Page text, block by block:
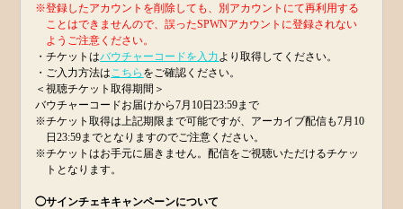
※登録したアカウントを削除しても、別アカウントにて再利用する
ことはできませんので、誤ったSPWNアカウントに登録されない
ようご注意ください。
・チケットはバウチャーコードを入力より取得してください。
・ご入力方法はこちら をご確認ください。
＜視聴チケット取得期間＞
バウチャーコードお届けから7月10日23:59まで
※チケット取得は上記期限まで可能ですが、アーカイブ配信も7月10
日23:59までとなりますのでご注意ください。
※チケットはお手元に届きません。配信をご視聴いただけるチケッ
トとなります。
◯サインチェキキャンペーンについて